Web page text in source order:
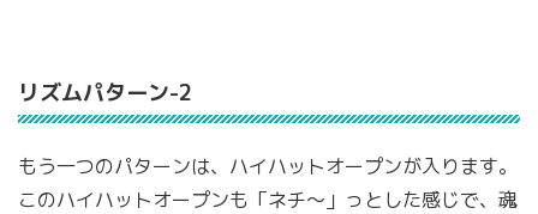
リズムパターン-2
もう一つのパターンは、ハイハットオープンが入ります。
このハイハットオープンも「ネチ〜」っとした感じで、魂